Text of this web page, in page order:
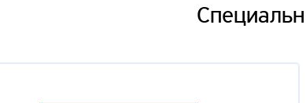
Потерянные практики работы с требованиями в Agile
Альфа-Лаборатория: создание в банке инновационной